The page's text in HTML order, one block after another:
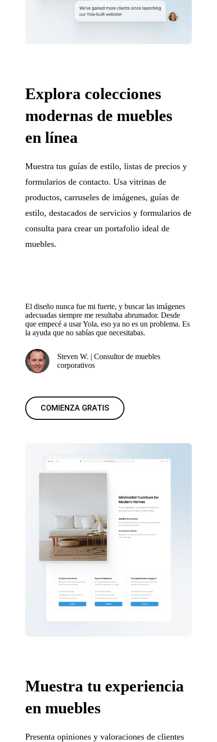
Explora colecciones
modernas de muebles
en línea
Muestra tus guías de estilo, listas de precios y
formularios de contacto. Usa vitrinas de
productos, carruseles de imágenes, guías de
estilo, destacados de servicios y formularios de
consulta para crear un portafolio ideal de
muebles.
El diseño nunca fue mi fuerte, y buscar las imágenes
adecuadas siempre me resultaba abrumador. Desde
que empecé a usar Yola, eso ya no es un problema. Es
la ayuda que no sabías que necesitabas.
Steven W. | Consultor de muebles
corporativos
COMIENZA GRATIS
Muestra tu experiencia
en muebles
Presenta opiniones y valoraciones de clientes